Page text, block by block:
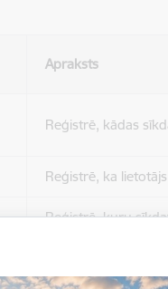
Apraksts
Reģistrē, kādas
Reģistrē, ka
Reģistrē, kuru
Nepieciešams tikai